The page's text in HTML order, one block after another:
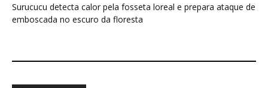
Surucucu detecta calor pela fosseta loreal e prepara ataque de
emboscada no escuro da floresta